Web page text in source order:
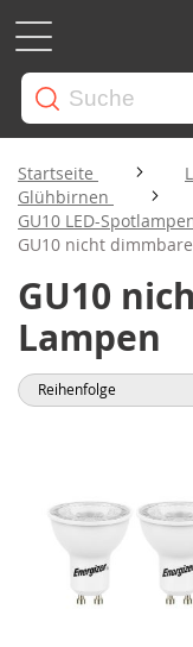
Startseite
Glühbirnen
GU10 LED-
GU10 nicht
GU10
Lampen
Sortieren